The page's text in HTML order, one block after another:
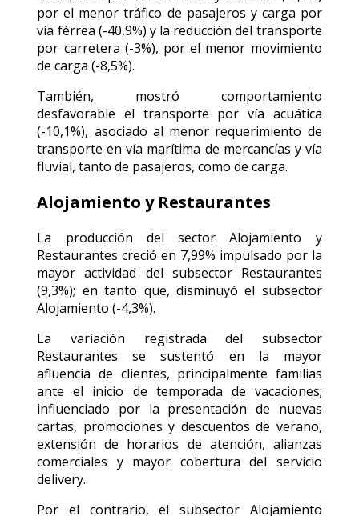
por el menor tráfico de pasajeros y carga por
vía férrea (-40,9%) y la reducción del transporte
por carretera (-3%), por el menor movimiento
de carga (-8,5%).
También, mostró comportamiento
desfavorable el transporte por vía acuática
(-10,1%), asociado al menor requerimiento de
transporte en vía marítima de mercancías y vía
fluvial, tanto de pasajeros, como de carga.
Alojamiento y Restaurantes
La producción del sector Alojamiento y
Restaurantes creció en 7,99% impulsado por la
mayor actividad del subsector Restaurantes
(9,3%); en tanto que, disminuyó el subsector
Alojamiento (-4,3%).
La variación registrada del subsector
Restaurantes se sustentó en la mayor
afluencia de clientes, principalmente familias
ante el inicio de temporada de vacaciones;
influenciado por la presentación de nuevas
cartas, promociones y descuentos de verano,
extensión de horarios de atención, alianzas
comerciales y mayor cobertura del servicio
delivery.
Por el contrario, el subsector Alojamiento